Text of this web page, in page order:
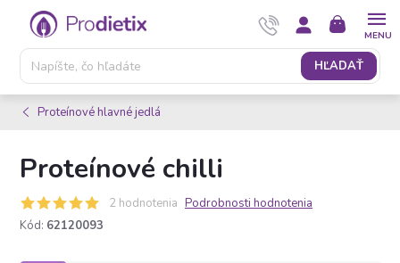
Prejsť
obsah
HĽADAŤ
NÁKUPNÝ
KOŠÍK
Proteínové hlavné jedlá
Proteínové chilli
2 hodnotenia Podrobnosti hodnotenia
Kód: 62120093